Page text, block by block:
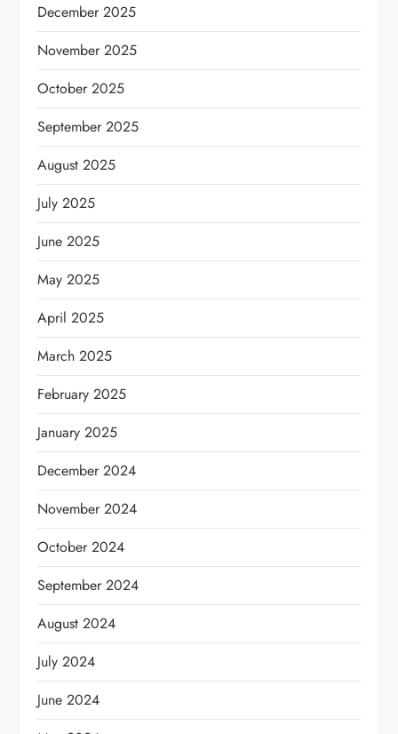
December 2025
November 2025
October 2025
September 2025
August 2025
July 2025
June 2025
May 2025
April 2025
March 2025
February 2025
January 2025
December 2024
November 2024
October 2024
September 2024
August 2024
July 2024
June 2024